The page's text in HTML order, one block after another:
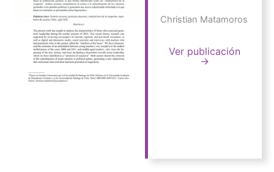
Christian Matamoros
Ver publicación
→